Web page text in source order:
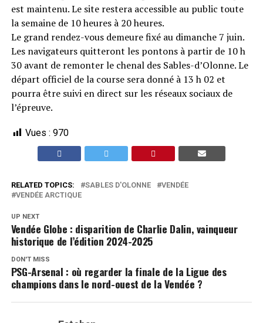
est maintenu. Le site restera accessible au public toute
la semaine de 10 heures à 20 heures.
Le grand rendez-vous demeure fixé au dimanche 7 juin.
Les navigateurs quitteront les pontons à partir de 10 h
30 avant de remonter le chenal des Sables-d’Olonne. Le
départ officiel de la course sera donné à 13 h 02 et
pourra être suivi en direct sur les réseaux sociaux de
l’épreuve.
Vues : 970
RELATED TOPICS: SABLES D'OLONNE
VENDÉE
VENDÉE ARCTIQUE
UP NEXT
Vendée Globe : disparition de Charlie Dalin, vainqueur
historique de l’édition 2024-2025
DON'T MISS
PSG-Arsenal : où regarder la finale de la Ligue des
champions dans le nord-ouest de la Vendée ?